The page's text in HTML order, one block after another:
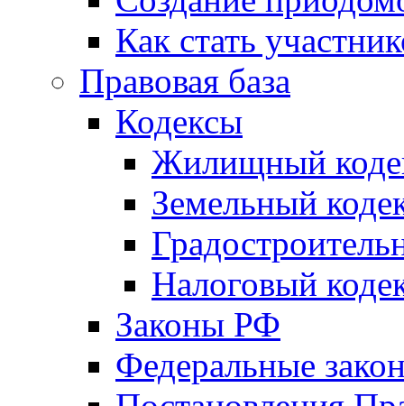
Как стать
Правовая база
Кодексы
Жилищный
Земельный
Налоговый
Законы РФ
Федеральные